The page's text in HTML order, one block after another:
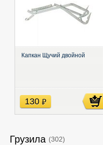
Капкан Щучий двойной
130 руб
Грузила (302)